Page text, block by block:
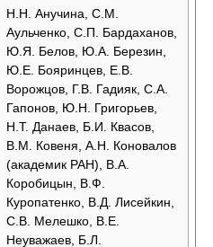
Н.Н. Анучина, С.М.
Аульченко, С.П. Бардаханов,
Ю.Я. Белов, Ю.А. Березин,
Ю.Е. Бояринцев, Е.В.
Ворожцов, Г.В. Гадияк, С.А.
Гапонов, Ю.Н. Григорьев,
Н.Т. Данаев, Б.И. Квасов,
В.М. Ковеня, А.Н. Коновалов
(академик РАН), В.А.
Коробицын, В.Ф.
Куропатенко, В.Д. Лисейкин,
С.В. Мелешко, В.Е.
Неуважаев, Б.Л.